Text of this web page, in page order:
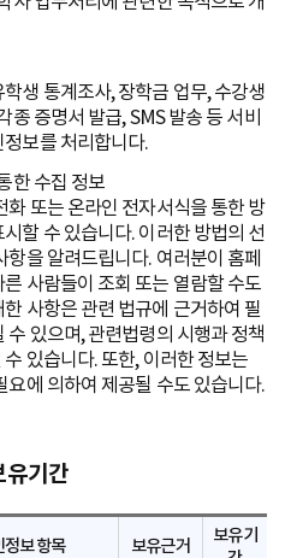
생 통계조사, 장학금 업무, 수강생
종 증명서 발급, SMS 발송 등 서비
보를 처리합니다.
한 수집 정보
화 또는 온라인 전자서식을 통한 방
할 수 있습니다. 이러한 방법의 선
을 알려드립니다. 여러분이 홈페
사람들이 조회 또는 열람할 수도
사항은 관련 법규에 근거하여 필
수 있으며, 관련법령의 시행과 정책
있습니다. 또한, 이러한 정보는
요에 의하여 제공될 수도 있습니다.
유기간
정보 항목 보유근거
보유기